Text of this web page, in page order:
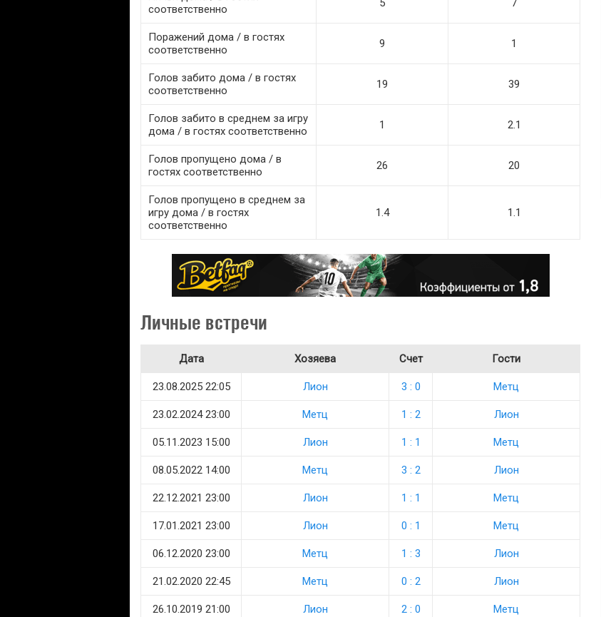
соответственно
5 7
Поражений дома / в гостях
соответственно
9 1
Голов забито дома / в гостях
соответственно
19 39
Голов забито в среднем за игру
дома / в гостях соответственно
1 2.1
Голов пропущено дома / в
гостях соответственно
26 20
Голов пропущено в среднем за
игру дома / в гостях
соответственно
1.4 1.1
Личные встречи
Дата Хозяева Счет Гости
23.08.2025 22:05 Лион 3 : 0 Метц
23.02.2024 23:00 Метц 1 : 2 Лион
05.11.2023 15:00 Лион 1 : 1 Метц
08.05.2022 14:00 Метц 3 : 2 Лион
22.12.2021 23:00 Лион 1 : 1 Метц
17.01.2021 23:00 Лион 0 : 1 Метц
06.12.2020 23:00 Метц 1 : 3 Лион
21.02.2020 22:45 Метц 0 : 2 Лион
26.10.2019 21:00 Лион 2 : 0 Метц